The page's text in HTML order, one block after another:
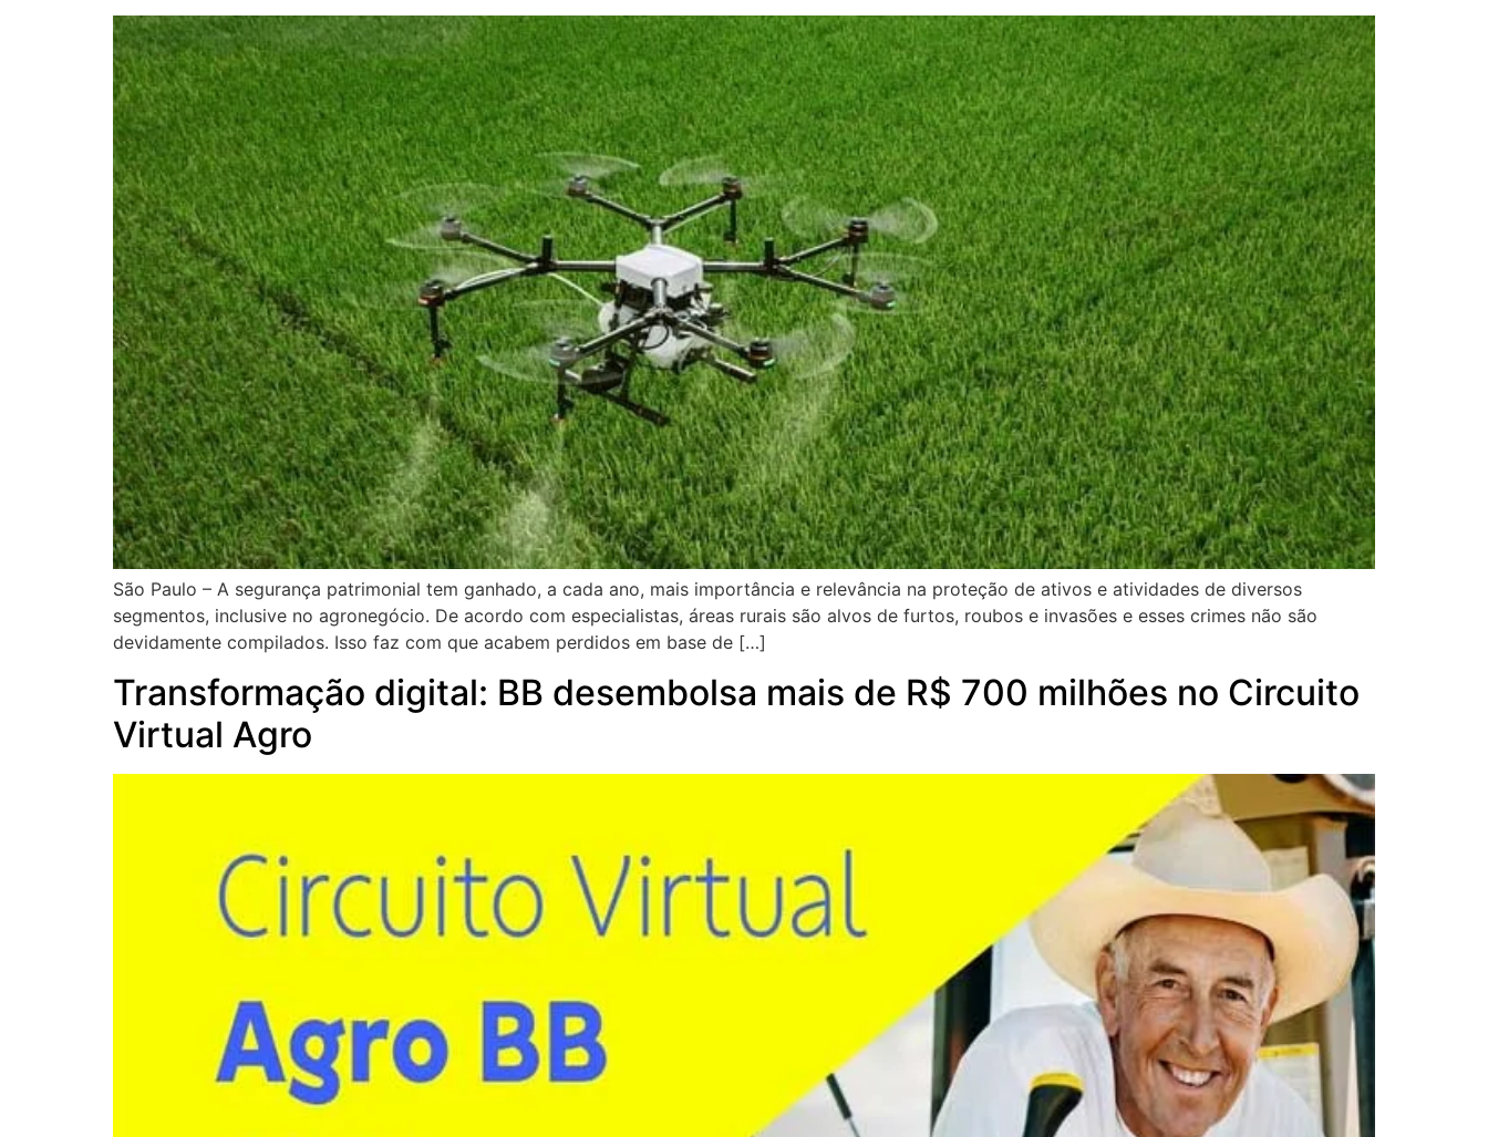
São Paulo – A segurança patrimonial tem ganhado, a cada ano, mais importância e relevância na proteção de ativos e atividades de diversos
segmentos, inclusive no agronegócio. De acordo com especialistas, áreas rurais são alvos de furtos, roubos e invasões e esses crimes não são
devidamente compilados. Isso faz com que acabem perdidos em base de […]
Transformação digital: BB desembolsa mais de R$ 700 milhões no Circuito
Virtual Agro